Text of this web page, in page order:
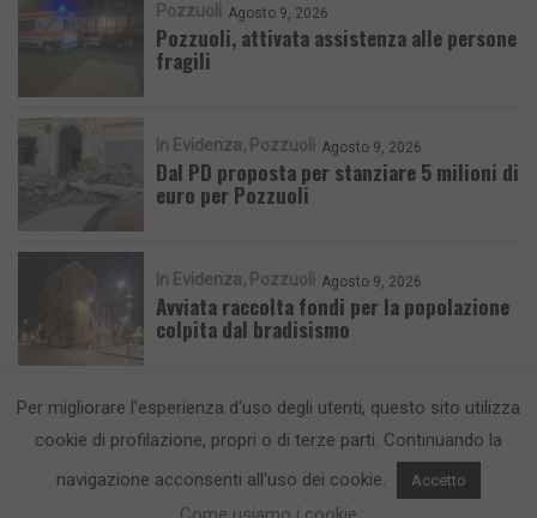
Pozzuoli Agosto 9, 2026
Pozzuoli, attivata assistenza alle persone
fragili
In Evidenza Pozzuoli Agosto 9, 2026
Dal PD proposta per stanziare 5 milioni di
euro per Pozzuoli
In Evidenza Pozzuoli Agosto 9, 2026
Avviata raccolta fondi per la popolazione
colpita dal bradisismo
CronacaFlegrea testata giornalistica - aut. Tribunale di Napoli n. 34 del
23/05/2012.Info e Contatti
Per migliorare l'esperienza d'uso degli utenti, questo sito utilizza
cookie di profilazione, propri o di terze parti. Continuando la
navigazione acconsenti all'uso dei cookie.
Accetto